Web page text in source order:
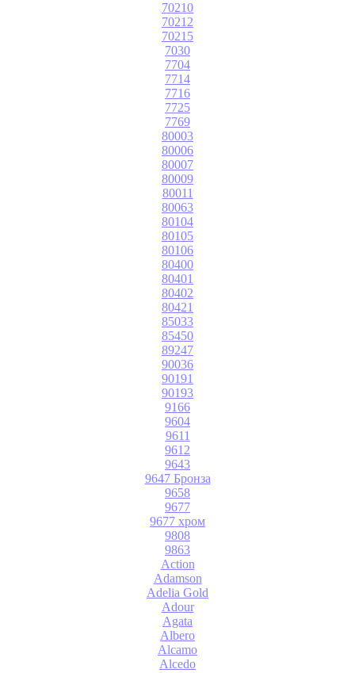
70210
70212
70215
7030
7704
7714
7716
7725
7769
80003
80006
80007
80009
80011
80063
80104
80105
80106
80400
80401
80402
80421
85033
85450
89247
90036
90191
90193
9166
9604
9611
9612
9643
9647 Бронза
9658
9677
9677 хром
9808
9863
Action
Adamson
Adelia Gold
Adour
Agata
Albero
Alcamo
Alcedo